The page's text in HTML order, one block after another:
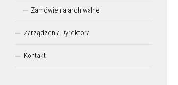
Zamówienia archiwalne
Zarządzenia Dyrektora
Kontakt